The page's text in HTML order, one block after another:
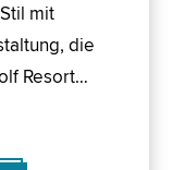
mit
die
Resort…